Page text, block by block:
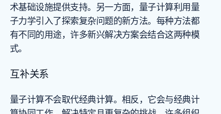
术基础设施提供支持。另一方面，量子计算利用量
子力学引入了探索复杂问题的新方法。每种方法都
有不同的用途，许多新兴解决方案会结合这两种模
式。
互补关系
量子计算不会取代经典计算。相反，它会与经典计